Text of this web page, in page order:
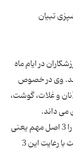
در ایام ماه
وی در خصوص
و غلات، گوشت،
این متخصص تغذیه اساس تغذیه ورزشکاران را 3 اصل مهم یعنی
تعادل، تنوع و تناسب عنوان کرده و معتقد است با رعایت این 3